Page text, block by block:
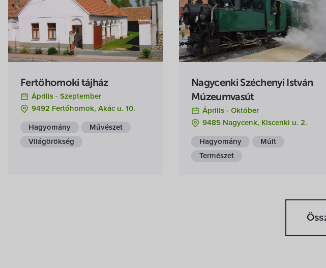
Fertőhomoki tájház
Április - Szeptember
9492 Fertőhomok, Akác u. 10.
Hagyomány
Művészet
Világörökség
Nagycenki Széchenyi István
Múzeumvasút
Április - Október
9485 Nagycenk, Kiscenki u. 2.
Hagyomány
Múlt
Természet